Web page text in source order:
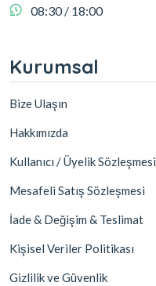
08:30 / 18:00
Kurumsal
Bize Ulaşın
Hakkımızda
Kullanıcı / Üyelik Sözleşmesi
Mesafeli Satış Sözleşmesi
İade & Değişim & Teslimat
Kişisel Veriler Politikası
Gizlilik ve Güvenlik